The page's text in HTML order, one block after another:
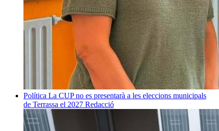
Política La CUP no es presentarà a les eleccions municipals
de Terrassa el 2027 Redacció